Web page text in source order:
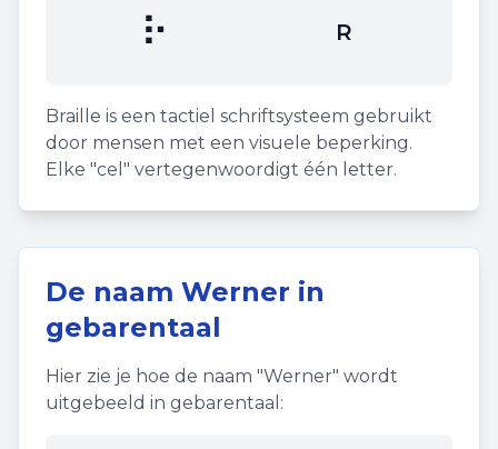
⠗ R
Braille is een tactiel schriftsysteem gebruikt
door mensen met een visuele beperking.
Elke "cel" vertegenwoordigt één letter.
De naam Werner in
gebarentaal
Hier zie je hoe de naam "Werner" wordt
uitgebeeld in gebarentaal: